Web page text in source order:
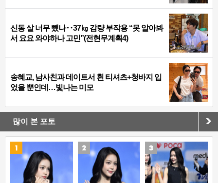
신동 살 너무 뺐나‥37㎏ 감량 부작용 “못 알아봐
서 요요 와야하나 고민”(전현무계획4)
송혜교, 남사친과 데이트서 흰 티셔츠+청바지 입
었을 뿐인데…빛나는 미모
많이 본 포토